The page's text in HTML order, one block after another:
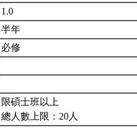
1.0
半年
必修
限碩士班以上
總人數上限：20人